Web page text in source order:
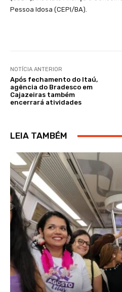
Pessoa Idosa (CEPI/BA).
NOTÍCIA ANTERIOR
Após fechamento do Itaú,
agência do Bradesco em
Cajazeiras também
encerrará atividades
LEIA TAMBÉM